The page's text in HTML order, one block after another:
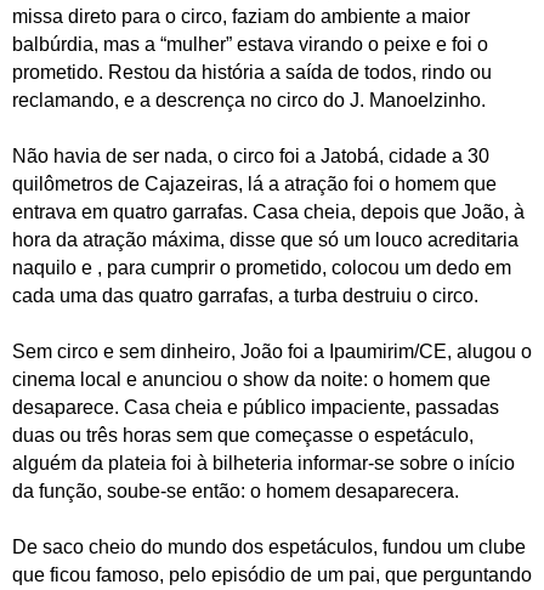
missa direto para o circo, faziam do ambiente a maior
balbúrdia, mas a “mulher” estava virando o peixe e foi o
prometido. Restou da história a saída de todos, rindo ou
reclamando, e a descrença no circo do J. Manoelzinho.
Não havia de ser nada, o circo foi a Jatobá, cidade a 30
quilômetros de Cajazeiras, lá a atração foi o homem que
entrava em quatro garrafas. Casa cheia, depois que João, à
hora da atração máxima, disse que só um louco acreditaria
naquilo e , para cumprir o prometido, colocou um dedo em
cada uma das quatro garrafas, a turba destruiu o circo.
Sem circo e sem dinheiro, João foi a Ipaumirim/CE, alugou o
cinema local e anunciou o show da noite: o homem que
desaparece. Casa cheia e público impaciente, passadas
duas ou três horas sem que começasse o espetáculo,
alguém da plateia foi à bilheteria informar-se sobre o início
da função, soube-se então: o homem desaparecera.
De saco cheio do mundo dos espetáculos, fundou um clube
que ficou famoso, pelo episódio de um pai, que perguntando